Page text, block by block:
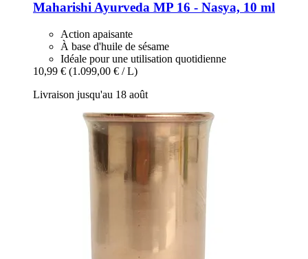
Maharishi Ayurveda MP 16 -​ Nasya, 10 ml
Action apaisante
À base d'huile de sésame
Idéale pour une utilisation quotidienne
10,99 € (1.099,00 € / L)
Livraison jusqu'au 18 août